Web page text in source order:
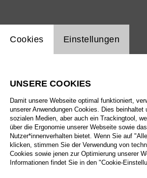
Alle Sparten
Alle Spielstätten
Alle Merkmale
Einstellung Website Cookie
Cookies Einstellungen
UNSERE COOKIES
Damit unsere Webseite optimal funktioniert,
unserer Anwendungen Cookies. Dies beinhaltet
sozialen Medien, aber auch ein Trackingtool,
über die Ergonomie unserer Webseite sowie das
Nutzer*innenverhalten bietet. Wenn Sie auf
klicken, stimmen Sie der Verwendung von
Cookies sowie jenen zur Optimierung unserer
Informationen findet Sie in den "Cookie-